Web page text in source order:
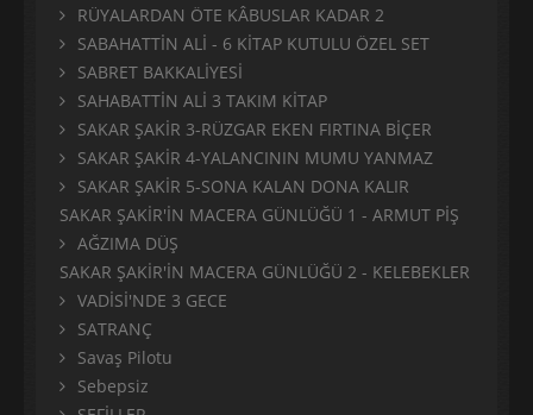
RÜYALARDAN ÖTE KÂBUSLAR KADAR 2
SABAHATTİN ALİ - 6 KİTAP KUTULU ÖZEL SET
SABRET BAKKALİYESİ
SAHABATTİN ALİ 3 TAKIM KİTAP
SAKAR ŞAKİR 3-RÜZGAR EKEN FIRTINA BİÇER
SAKAR ŞAKİR 4-YALANCININ MUMU YANMAZ
SAKAR ŞAKİR 5-SONA KALAN DONA KALIR
SAKAR ŞAKİR'İN MACERA GÜNLÜĞÜ 1 - ARMUT PİŞ
AĞZIMA DÜŞ
SAKAR ŞAKİR'İN MACERA GÜNLÜĞÜ 2 - KELEBEKLER
VADİSİ'NDE 3 GECE
SATRANÇ
Savaş Pilotu
Sebepsiz